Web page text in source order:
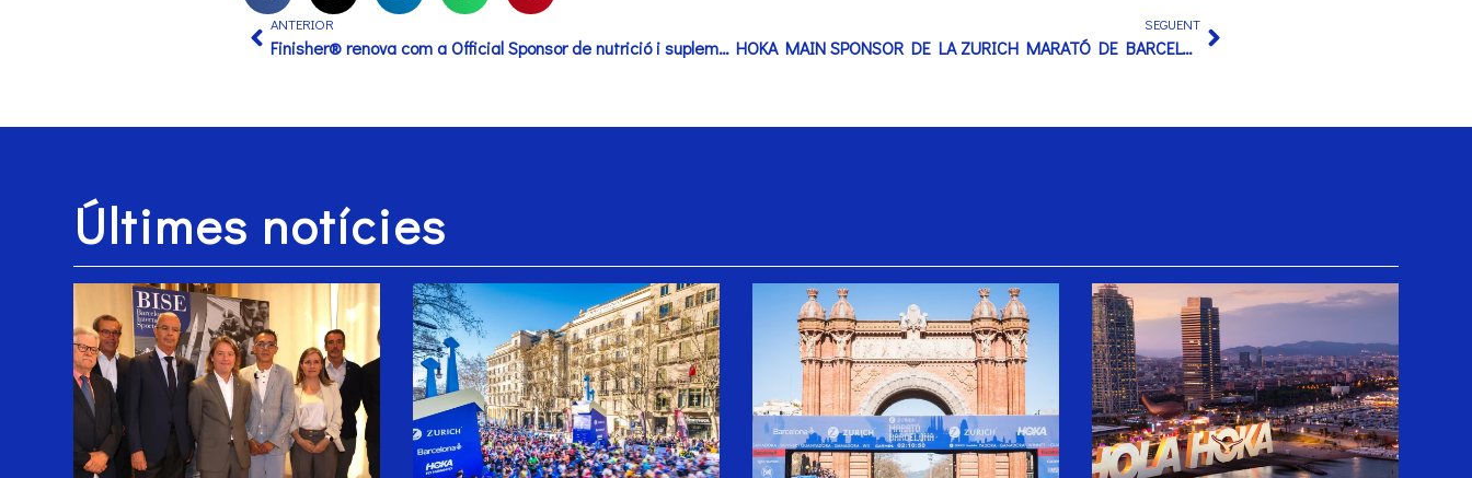
ANTERIOR
Finisher® renova com a Official Sponsor de nutrició i suplementació esportiva de la Zurich Marató Barcelona i la Hyundai Mitja Marató Barcelona by Brooks fins a l’any 2028
SEGUENT
HOKA MAIN SPONSOR DE LA ZURICH MARATÓ DE BARCELONA
Últimes notícies